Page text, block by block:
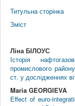
Титульна сторінка
Змiст
Ліна БІЛОУС
Історія
промислового
ст. у дослідженнях
Maria GEORGIEVA
Effect of euro-